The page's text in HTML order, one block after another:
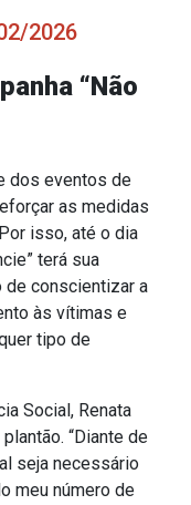
2026
“Não
dos eventos de
as medidas
isso, até o dia
terá sua
de conscientizar a
às vítimas e
tipo de
Social, Renata
“Diante de
seja necessário
meu número de